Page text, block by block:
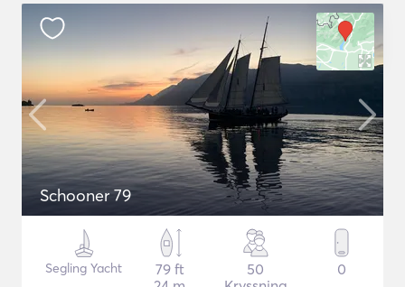
Schooner 79
Segling Yacht
79 ft
50
0